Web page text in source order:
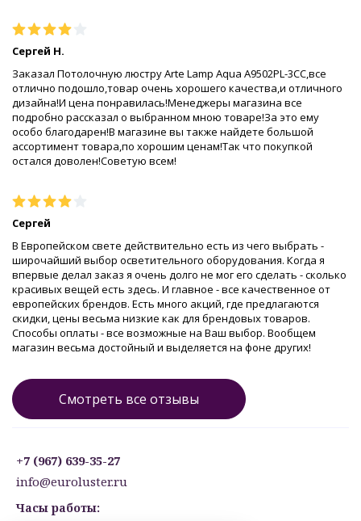
Сергей Н.
Заказал Потолочную люстру Arte Lamp Aqua A9502PL-3CC,все
отлично подошло,товар очень хорошего качества,и отличного
дизайна!И цена понравилась!Менеджеры магазина все
подробно рассказал о выбранном мною товаре!За это ему
особо благодарен!В магазине вы также найдете большой
ассортимент товара,по хорошим ценам!Так что покупкой
остался доволен!Советую всем!
Сергей
В Европейском свете действительно есть из чего выбрать -
широчайший выбор осветительного оборудования. Когда я
впервые делал заказ я очень долго не мог его сделать - сколько
красивых вещей есть здесь. И главное - все качественное от
европейских брендов. Есть много акций, где предлагаются
скидки, цены весьма низкие как для брендовых товаров.
Способы оплаты - все возможные на Ваш выбор. Вообщем
магазин весьма достойный и выделяется на фоне других!
Смотреть все отзывы
+7 (967) 639-35-27
info@euroluster.ru
Часы работы: